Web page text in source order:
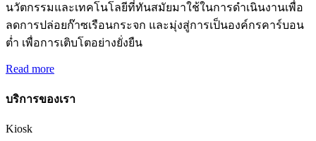
นวัตกรรมและเทคโนโลยีที่ทันสมัยมาใช้ในการดำเนินงานเพื่อ
ลดการปล่อยก๊าซเรือนกระจก และมุ่งสู่การเป็นองค์กรคาร์บอน
ต่ำ เพื่อการเติบโตอย่างยั่งยืน
Read more
บริการของเรา
Kiosk